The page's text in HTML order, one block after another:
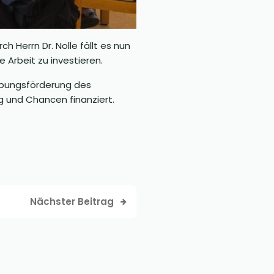
Herrn Dr. Nolle fällt es nun
Arbeit zu investieren.
des
und Chancen finanziert.
Nächster Beitrag